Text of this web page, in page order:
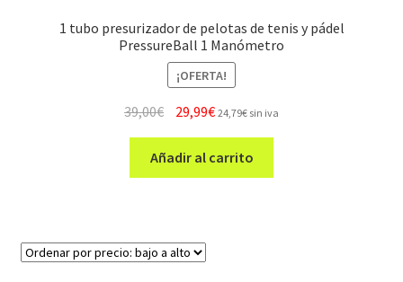
1 tubo presurizador de pelotas de tenis y pádel
PressureBall 1 Manómetro
¡OFERTA!
39,00€
El
precio
original
era:
29,99€El
precio
actual
es:
24,79€sin iva
Añadir al carrito